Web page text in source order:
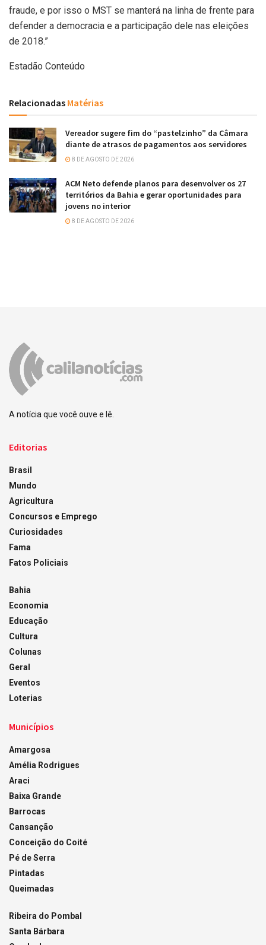
fraude, e por isso o MST se manterá na linha de frente para
defender a democracia e a participação dele nas eleições
de 2018.”
Estadão Conteúdo
Relacionadas Matérias
Vereador sugere fim do “pastelzinho” da Câmara
diante de atrasos de pagamentos aos servidores
8 DE AGOSTO DE 2026
ACM Neto defende planos para desenvolver os 27
territórios da Bahia e gerar oportunidades para
jovens no interior
8 DE AGOSTO DE 2026
A notícia que você ouve e lê.
Editorias
Brasil
Mundo
Agricultura
Concursos e Emprego
Curiosidades
Fama
Fatos Policiais
Bahia
Economia
Educação
Cultura
Colunas
Geral
Eventos
Loterias
Municípios
Amargosa
Amélia Rodrigues
Araci
Baixa Grande
Barrocas
Cansanção
Conceição do Coité
Pé de Serra
Pintadas
Queimadas
Ribeira do Pombal
Santa Bárbara